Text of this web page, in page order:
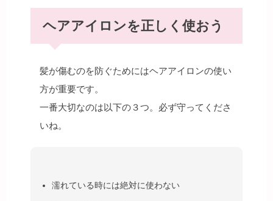
ヘアアイロンを正しく使おう
髪が傷むのを防ぐためにはヘアアイロンの使い
方が重要です。
一番大切なのは以下の３つ。必ず守ってくださ
いね。
濡れている時には絶対に使わない